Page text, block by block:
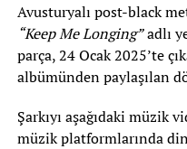
Avusturyalı post-black
“Keep Me Longing”adlı
parça, 24 Ocak 2025’te
albümünden paylaşılan
Şarkıyı aşağıdaki müzik
müzik platformlarında